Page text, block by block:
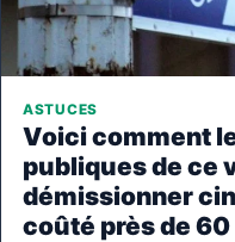
ASTUCES
Voici comment
publiques de ce
démissionner
coûté près de